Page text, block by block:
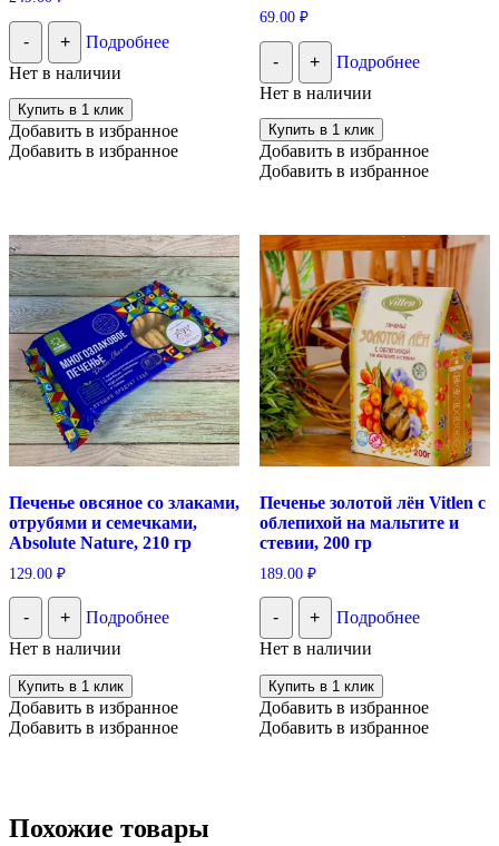
- +
Подробнее
Нет в наличии
Купить в 1 клик
Добавить в избранное
Добавить в избранное
69.00 ₽
- +
Подробнее
Нет в наличии
Купить в 1 клик
Добавить в избранное
Добавить в избранное
Печенье овсяное со злаками,
отрубями и семечками,
Absolute Nature, 210 гр
129.00 ₽
- +
Подробнее
Нет в наличии
Купить в 1 клик
Добавить в избранное
Добавить в избранное
Печенье золотой лён Vitlen с
облепихой на мальтите и
стевии, 200 гр
189.00 ₽
- +
Подробнее
Нет в наличии
Купить в 1 клик
Добавить в избранное
Добавить в избранное
Похожие товары